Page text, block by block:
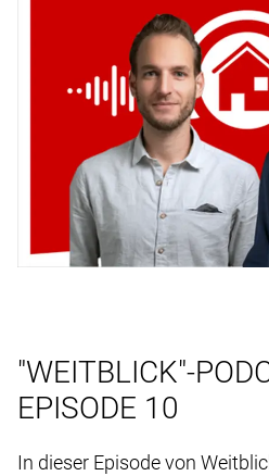
"WEITBLICK"-
EPISODE 10
In dieser Episode von